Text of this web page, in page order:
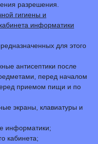
разрешения.
гигиены и
информатики
для этого
антисептики после
перед началом
приемом пищи и по
экраны, клавиатуры и
информатики;
кабинета;